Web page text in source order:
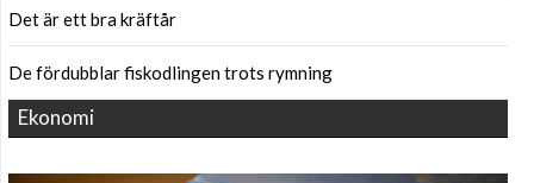
Det är ett bra kräftår
De fördubblar fiskodlingen trots rymning
Ekonomi